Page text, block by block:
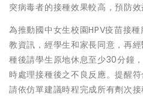
突病毒者的接種效果較高，預防效
為推動國中女生校園HPV疫苗接
教資訊，經學生和家長同意，再
種後請學生原地休息至少30分鐘
時處理接種後之不良反應。提醒
請依仿單建議時程完成所有劑次